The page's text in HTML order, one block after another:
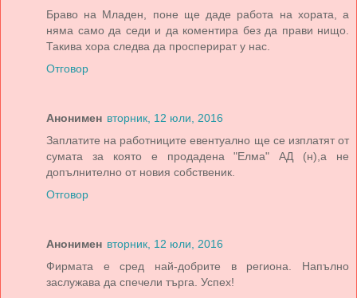
Браво на Младен, поне ще даде работа на хората, а
няма само да седи и да коментира без да прави нищо.
Такива хора следва да просперират у нас.
Отговор
Анонимен вторник, 12 юли, 2016
Заплатите на работниците евентуално ще се изплатят от
сумата за която е продадена "Елма" АД (н),а не
допълнително от новия собственик.
Отговор
Анонимен вторник, 12 юли, 2016
Фирмата е сред най-добрите в региона. Напълно
заслужава да спечели търга. Успех!